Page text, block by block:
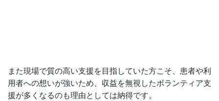
また現場で質の高い支援を目指していた方こそ、患者や利
用者への想いが強いため、収益を無視したボランティア支
援が多くなるのも理由としては納得です。